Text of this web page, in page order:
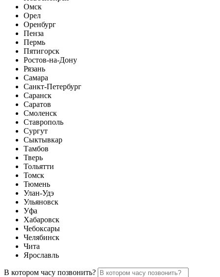
Омск
Орел
Оренбург
Пенза
Пермь
Пятигорск
Ростов-на-Дону
Рязань
Самара
Санкт-Петербург
Саранск
Саратов
Смоленск
Ставрополь
Сургут
Сыктывкар
Тамбов
Тверь
Тольятти
Томск
Тюмень
Улан-Удэ
Ульяновск
Уфа
Хабаровск
Чебоксары
Челябинск
Чита
Ярославль
В котором часу позвонить?